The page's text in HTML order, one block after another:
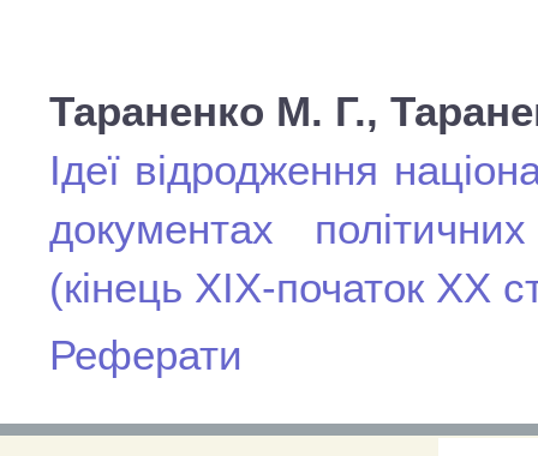
Тараненко М. Г.,
Ідеї відродження
документах
(кінець ХІХ-початок ХХ
Реферати